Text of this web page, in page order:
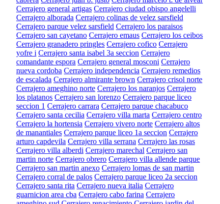
Cerrajero general artigas Cerrajero ciudad obispo angelelli
Cerrajero alborada Cerrajero colinas de velez sarsfield
Cerrajero parque velez sarsfield Cerrajero los paraisos
Cerrajero san cayetano Cerrajero emaus Cerrajero los ceibos
Cerrajero granadero pringles Cerrajero cofico Cerrajero
yofre i Cerrajero santa isabel 3a seccion Cerrajero
comandante espora Cerrajero general mosconi Cerrajero
nueva cordoba Cerrajero independencia Cerrajero remedios
de escalada Cerrajero almirante brown Cerrajero crisol norte
Cerrajero ameghino norte Cerrajero los naranjos Cerrajero
los platanos Cerrajero san lorenzo Cerrajero parque liceo
seccion 1 Cerrajero carrara Cerrajero parque chacabuco
Cerrajero santa cecilia Cerrajero villa marta Cerrajero centro
Cerrajero la hortensia Cerrajero vivero norte Cerrajero altos
de manantiales Cerrajero parque liceo 1a seccion Cerrajero
arturo capdevila Cerrajero villa serrana Cerrajero las rosas
Cerrajero villa alberdi Cerrajero marechal Cerrajero san
martin norte Cerrajero obrero Cerrajero villa allende parque
Cerrajero san martin anexo Cerrajero lomas de san martin
Cerrajero corral de palos Cerrajero parque liceo 2a seccion
Cerrajero santa rita Cerrajero nueva italia Cerrajero
guarnicion area cba Cerrajero cabo farina Cerrajero